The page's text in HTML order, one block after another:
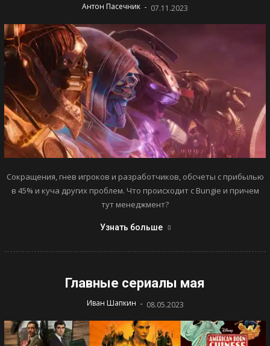
Антон Пасечник - 07.11.2023
Сокращения, гнев игроков и разработчиков, обсчеты с прибылью
в 45% и куча других проблем. Что происходит с Bungie и причем
тут менеджмент?
Узнать больше
Главные сериалы мая
Иван Шапкин - 08.05.2023